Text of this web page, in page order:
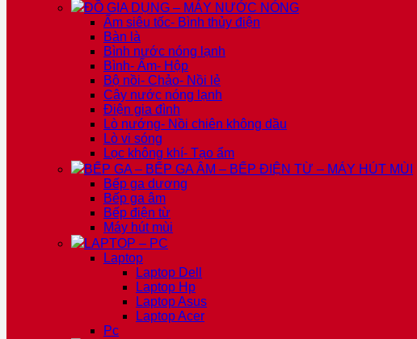
ĐỒ GIA DỤNG – MÁY NƯỚC NÓNG
Ấm siêu tốc- Bình thủy điện
Bàn là
Bình nước nóng lạnh
Bình- Ấm- Hộp
Bộ nồi- Chảo- Nồi lẻ
Cây nước nóng lạnh
Điện gia đình
Lò nướng- Nồi chiên không dầu
Lò vi sóng
Lọc không khí- Tạo ẩm
BẾP GA – BẾP GA ÂM – BẾP ĐIỆN TỪ – MÁY HÚT MÙI
Bếp ga dương
Bếp ga âm
Bếp điện từ
Máy hút mùi
LAPTOP – PC
Laptop
Laptop Dell
Laptop Hp
Laptop Asus
Laptop Acer
Pc